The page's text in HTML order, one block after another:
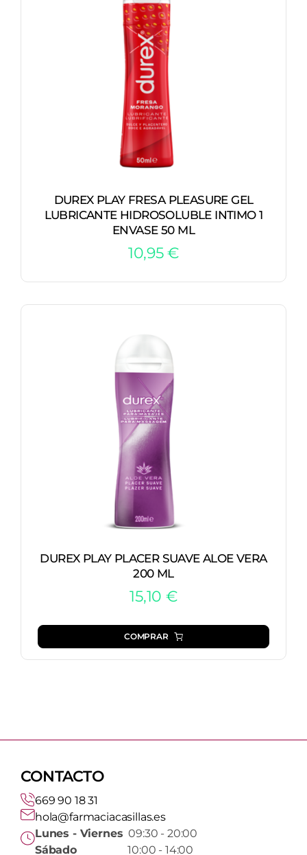
DUREX PLAY FRESA PLEASURE GEL
LUBRICANTE HIDROSOLUBLE INTIMO 1
ENVASE 50 ML
10,95€
DUREX PLAY PLACER SUAVE ALOE VERA
200 ML
15,10 €
COMPRAR
CONTACTO
669 90 18 31
hola@farmaciacasillas.es
Lunes - Viernes 09:30 - 20:00
Sábado10:00 - 14:00